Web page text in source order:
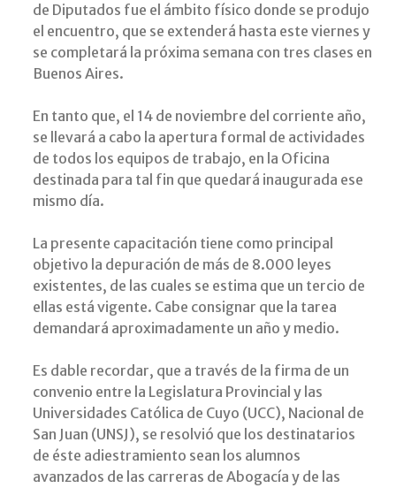
de Diputados fue el ámbito físico donde se produjo
el encuentro, que se extenderá hasta este viernes y
se completará la próxima semana con tres clases en
Buenos Aires.
En tanto que, el 14 de noviembre del corriente año,
se llevará a cabo la apertura formal de actividades
de todos los equipos de trabajo, en la Oficina
destinada para tal fin que quedará inaugurada ese
mismo día.
La presente capacitación tiene como principal
objetivo la depuración de más de 8.000 leyes
existentes, de las cuales se estima que un tercio de
ellas está vigente. Cabe consignar que la tarea
demandará aproximadamente un año y medio.
Es dable recordar, que a través de la firma de un
convenio entre la Legislatura Provincial y las
Universidades Católica de Cuyo (UCC), Nacional de
San Juan (UNSJ), se resolvió que los destinatarios
de éste adiestramiento sean los alumnos
avanzados de las carreras de Abogacía y de las